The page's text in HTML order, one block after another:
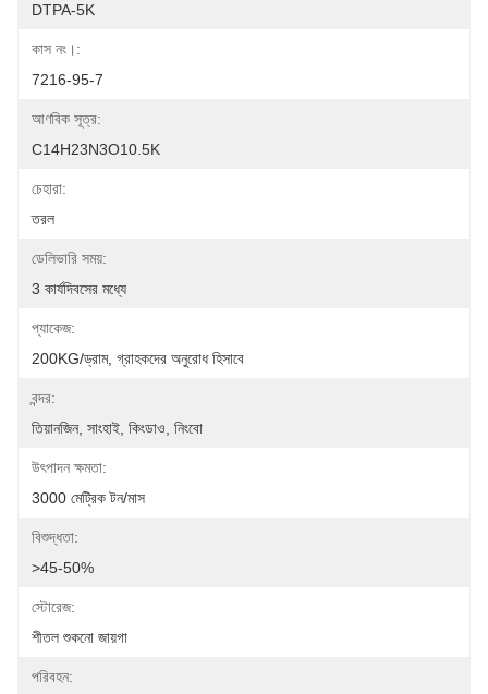
DTPA-5K
কাস নং।:
7216-95-7
আণবিক সূত্র:
C14H23N3O10.5K
চেহারা:
তরল
ডেলিভারি সময়:
3 কার্যদিবসের মধ্যে
প্যাকেজ:
200KG/ড্রাম, গ্রাহকদের অনুরোধ হিসাবে
বন্দর:
তিয়ানজিন, সাংহাই, কিংডাও, নিংবো
উৎপাদন ক্ষমতা:
3000 মেট্রিক টন/মাস
বিশুদ্ধতা:
>45-50%
স্টোরেজ:
শীতল শুকনো জায়গা
পরিবহন: